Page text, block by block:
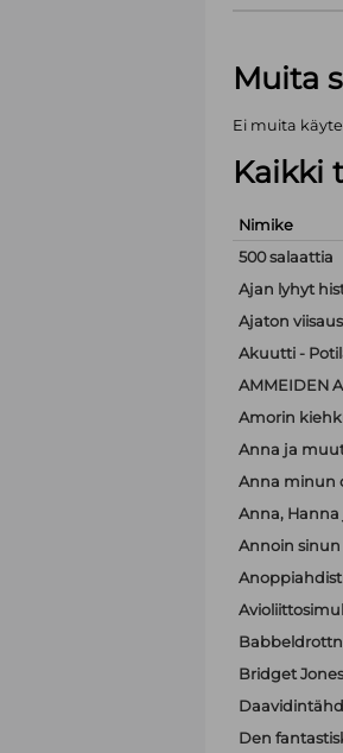
Muita
Ei muita
Kaikki
Nimike
500 salaattia
Ajan lyhyt
Ajaton viisaus
Akuutti -
AMMEIDEN
Amorin
Anna ja
Anna minun
Anna,
Annoin
Bridget
Den